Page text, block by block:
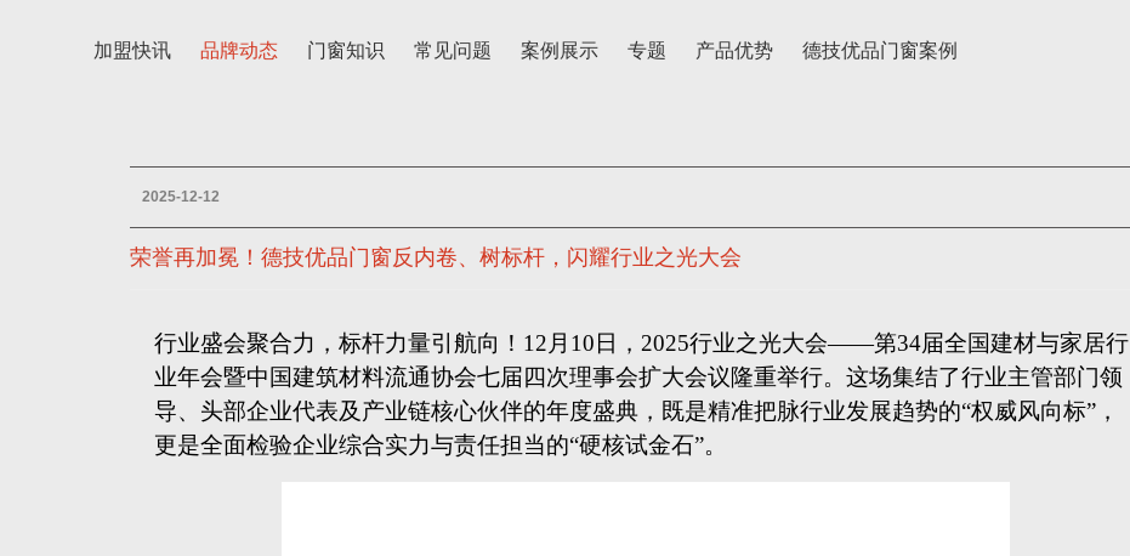
加盟快讯 品牌动态 门窗知识 常见问题 案例展示 专题 产品优势 德技优品门窗案例
2025-12-12
荣誉再加冕！德技优品门窗反内卷、树标杆，闪耀行业之光大会
行业盛会聚合力，标杆力量引航向！ 12月10日，2025行业之光大会——第34届全国建材与家居行
业年会暨中国建筑材料流通协会七届四次理事会扩大会议隆重举行。这场集结了行业主管部门领
导、头部企业代表及产业链核心伙伴的年度盛典，既是精准把脉行业发展趋势的“权威风向标”，
更是全面检验企业综合实力与责任担当的“硬核试金石”。